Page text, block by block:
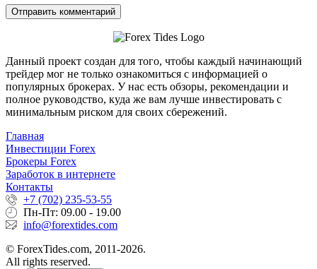
Данный проект создан для того, чтобы каждый начинающий
трейдер мог не только ознакомиться с информацией о
популярных брокерах. У нас есть обзоры, рекомендации и
полное руководство, куда же вам лучше инвестировать с
минимальным риском для своих сбережений.
Главная
Инвестиции Forex
Брокеры Forex
Заработок в интернете
Контакты
+7 (702) 235-53-55
Пн-Пт: 09.00 - 19.00
info@forextides.com
© ForexTides.com, 2011-2026.
All rights reserved.